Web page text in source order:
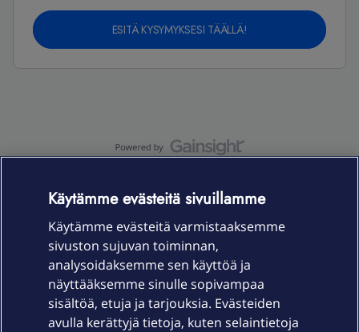
ESITÄ KYSYMYKSESI TÄÄLLÄ!
Laitteet & liittymät
Palvelut
Käytämme evästeitä sivuillamme
Käytämme evästeitä varmistaaksemme
sivuston sujuvan toiminnan,
analysoidaksemme sen käyttöä ja
näyttääksemme sinulle sopivampaa
sisältöä, etuja ja tarjouksia. Evästeiden
avulla kerättyjä tietoja, kuten selaintietoja